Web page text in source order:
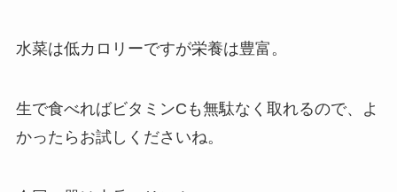
水菜は低カロリーですが栄養は豊富。
生で食べればビタミンCも無駄なく取れるので、よ
かったらお試しくださいね。